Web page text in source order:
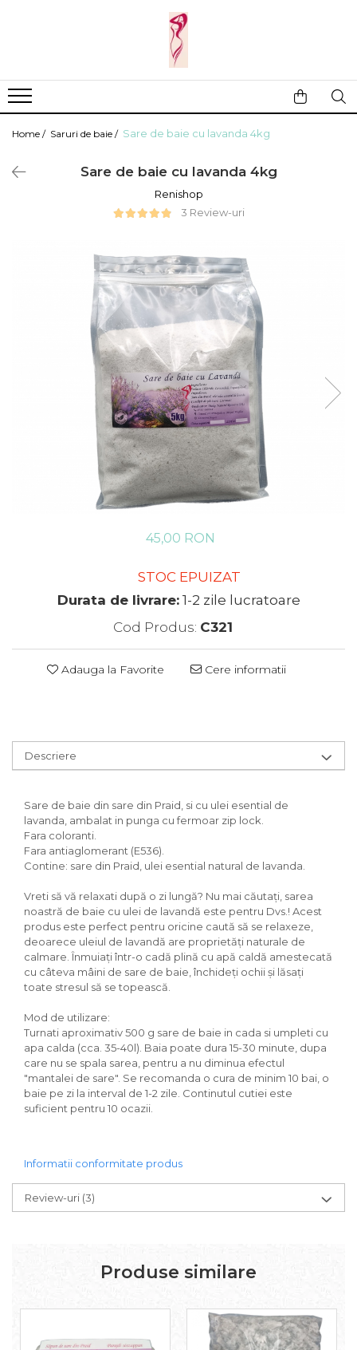
Baie
Copii si bebe
Leagane si scaune
Accesorii
Camping
Prim ajutor
Aparate de masaj
Ingrijirea parului
Ingrijirea unghiilor
Home / Saruri de baie / Sare de baie cu lavanda 4kg
Sare de baie cu lavanda 4kg
Renishop
3 Review-uri
45,00 RON
STOC EPUIZAT
Durata de livrare:1-2 zile lucratoare
Cod Produs: C321
Adauga la Favorite Cere informatii
Descriere
Sare de baie din sare din Praid, si cu ulei esential de
lavanda, ambalat in punga cu fermoar zip lock.
Fara coloranti.
Fara antiaglomerant (E536).
Contine: sare din Praid, ulei esential natural de lavanda.
Vreti să vă relaxati după o zi lungă? Nu mai căutați, sarea
noastră de baie cu ulei de lavandă este pentru Dvs.! Acest
produs este perfect pentru oricine caută să se relaxeze,
deoarece uleiul de lavandă are proprietăți naturale de
calmare. Înmuiați într-o cadă plină cu apă caldă amestecată
cu câteva mâini de sare de baie, închideți ochii și lăsați
toate stresul să se topească.
Mod de utilizare:
Turnati aproximativ 500 g sare de baie in cada si umpleti cu
apa calda (cca. 35-40l). Baia poate dura 15-30 minute, dupa
care nu se spala sarea, pentru a nu diminua efectul
"mantalei de sare". Se recomanda o cura de minim 10 bai, o
baie pe zi la interval de 1-2 zile. Continutul cutiei este
suficient pentru 10 ocazii.
Informatii conformitate produs
Review-uri (3)
Produse similare